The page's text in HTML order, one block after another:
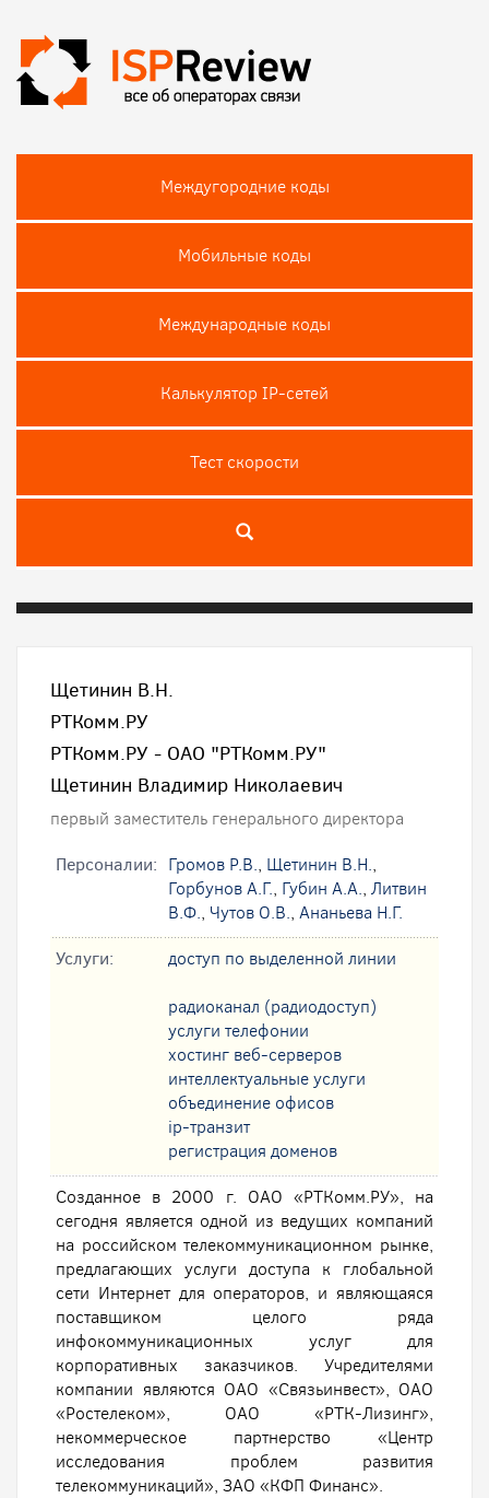
Междугородние коды
Мобильные коды
Международные коды
Калькулятор IP-сетей
Тест скороcти
Щетинин В.Н.
РТКомм.РУ
РТКомм.РУ - ОАО "РТКомм.РУ"
Щетинин Владимир Николаевич
первый заместитель генерального директора
Персоналии: Громов Р.В., Щетинин В.Н.,
Горбунов А.Г., Губин А.А., Литвин
В.Ф., Чутов О.В., Ананьева Н.Г.
Услуги:
доступ по выделенной линии
радиоканал (радиодоступ)
услуги телефонии
хостинг веб-серверов
интеллектуальные услуги
oбъединение офисов
ip-транзит
регистрация доменов
Созданное в 2000 г. ОАО «РТКомм.РУ», на
сегодня является одной из ведущих компаний
на российском телекоммуникационном рынке,
предлагающих услуги доступа к глобальной
сети Интернет для операторов, и являющаяся
поставщиком целого ряда
инфокоммуникационных услуг для
корпоративных заказчиков. Учредителями
компании являются ОАО «Связьинвест», ОАО
«Ростелеком», ОАО «РТК-Лизинг»,
некоммерческое партнерство «Центр
исследования проблем развития
телекоммуникаций», ЗАО «КФП Финанс».